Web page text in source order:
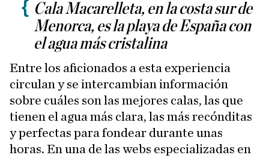
Cala Macarelleta, en la costa sur de
Menorca, es la playa de España con
el agua más cristalina
Entre los aficionados a esta experiencia
circulan y se intercambian información
sobre cuáles son las mejores calas, las que
tienen el agua más clara, las más recónditas
y perfectas para fondear durante unas
horas. En una de las webs especializadas en